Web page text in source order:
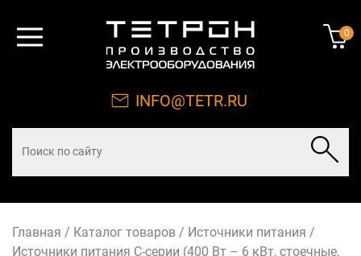
0
INFO@TETR.RU
Главная / Каталог товаров / Источники питания /
Источники питания С-серии (400 Вт – 6 кВт, стоечные,